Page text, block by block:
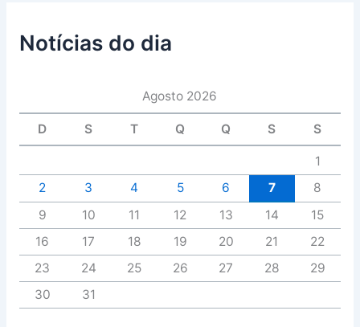
Notícias do dia
Agosto 2026
D S T Q Q S S
1
2
3 4 5 6 7
8
9
10 11 12 13 14
15
16
17 18 19 20 21
22
23
24 25 26 27 28
29
30
31